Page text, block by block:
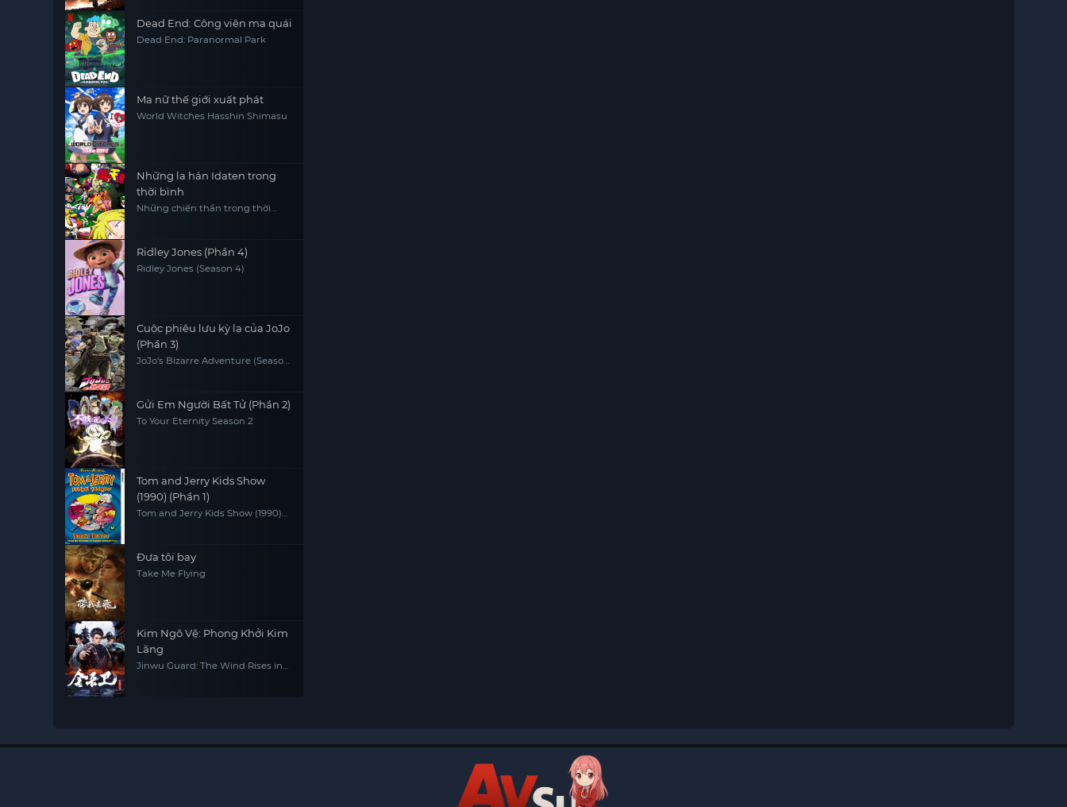
Dead End: Công viên ma quái
Dead End: Paranormal Park
Ma nữ thế giới xuất phát
World Witches Hasshin Shimasu
Những la hán Idaten trong
thời bình
Những chiến thần trong thời
Ridley Jones (Phần 4)
Ridley Jones (Season 4)
Cuộc phiêu lưu kỳ lạ của JoJo
(Phần 3)
JoJo's Bizarre Adventure (Season
Gửi Em Người Bất Tử (Phần 2)
To Your Eternity Season 2
Tom and Jerry Kids Show
(1990) (Phần 1)
Tom and Jerry Kids Show (1990)
Đưa tôi bay
Take Me Flying
Kim Ngô Vệ: Phong Khởi Kim
Lăng
Jinwu Guard: The Wind Rises in